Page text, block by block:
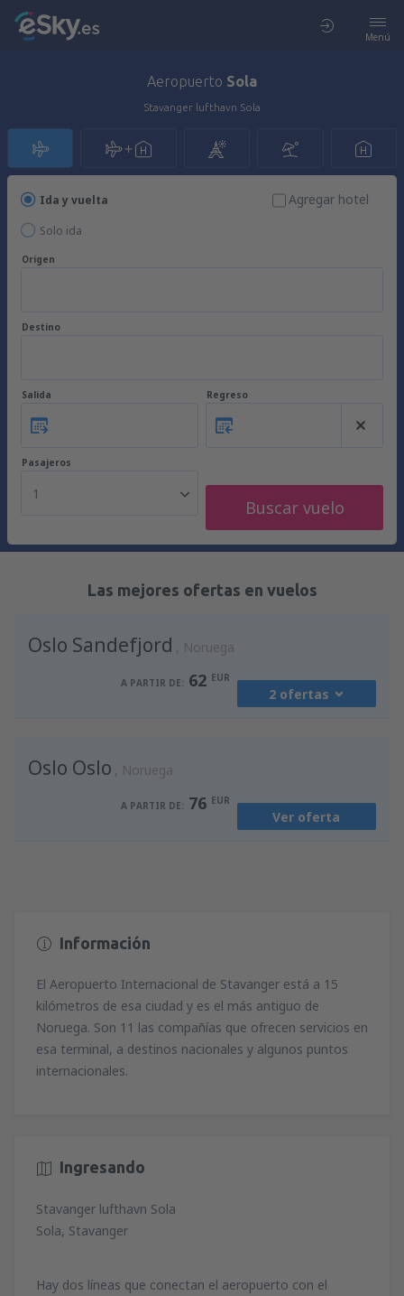
Menú
Aeropuerto Sola
Stavanger lufthavn Sola
Ida y vuelta
Solo ida
Agregar hotel
Origen
Destino
Salida Regreso
Pasajeros
1
Buscar vuelo
Las mejores ofertas en vuelos
Oslo Sandefjord Noruega
A PARTIR DE: 62 EUR
2 ofertas
A PARTIR DE: 71
Alicante, Alicante Intl Airport (ALC)
Oslo Oslo Noruega
A PARTIR DE: 76 EUR
Ver oferta
Información
El Aeropuerto Internacional de Stavanger está a 15
kilómetros de esa ciudad y es el más antiguo de
Noruega. Son 11 las compañías que ofrecen servicios en
esa terminal, a destinos nacionales y algunos puntos
internacionales.
Ingresando
Stavanger lufthavn Sola
Sola, Stavanger
Hay dos líneas que conectan el aeropuerto con el